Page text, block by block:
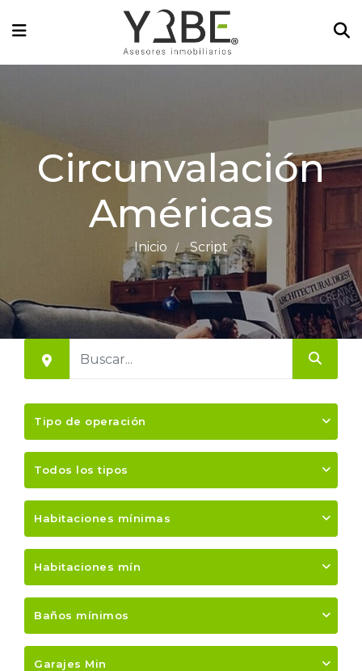
Circunvalación
Américas
Inicio Script
Tipo de operación
Todos los tipos
Habitaciones mínimas
Habitaciones mín
Baños mínimos
Garajes Min